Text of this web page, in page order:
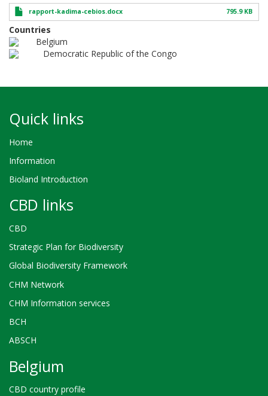
rapport-kadima-cebios.docx 795.9 KB
Countries
Belgium
Democratic Republic of the Congo
Quick links
Home
Information
Bioland Introduction
CBD links
CBD
Strategic Plan for Biodiversity
Global Biodiversity Framework
CHM Network
CHM Information services
BCH
ABSCH
Belgium
CBD country profile